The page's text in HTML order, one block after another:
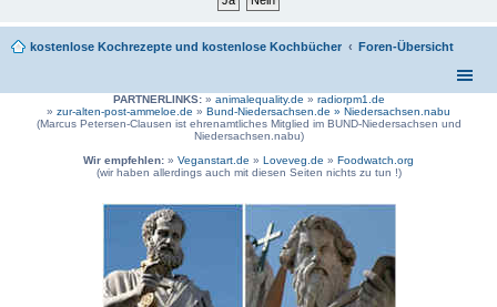
kostenlose Kochrezepte und kostenlose Kochbücher Foren-Übersicht
PARTNERLINKS:» animalequality.de » radiorpm1.de
» zur-alten-post-ammeloe.de » Bund-Niedersachsen.de » Niedersachsen.nabu
(Marcus Petersen-Clausen ist ehrenamtliches Mitglied im BUND-Niedersachsen und
Niedersachsen.nabu)
Wir empfehlen: » Veganstart.de » Loveveg.de » Foodwatch.org
(wir haben allerdings auch mit diesen Seiten nichts zu tun !)